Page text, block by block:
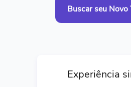
Buscar seu Novo
Experiência